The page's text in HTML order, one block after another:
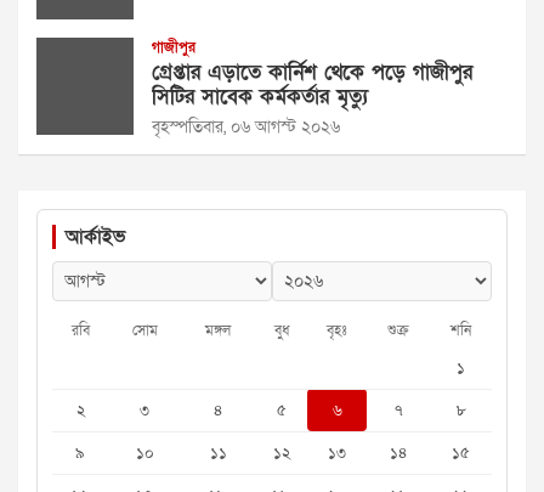
গাজীপুর
গ্রেপ্তার এড়াতে কার্নিশ থেকে পড়ে গাজীপুর
সিটির সাবেক কর্মকর্তার মৃত্যু
বৃহস্পতিবার, ০৬ আগস্ট ২০২৬
আর্কাইভ
রবি সোম মঙ্গল বুধ বৃহঃ শুক্র শনি
১
২
৩ ৪ ৫ ৬ ৭
৮
৯
১০ ১১ ১২ ১৩ ১৪
১৫